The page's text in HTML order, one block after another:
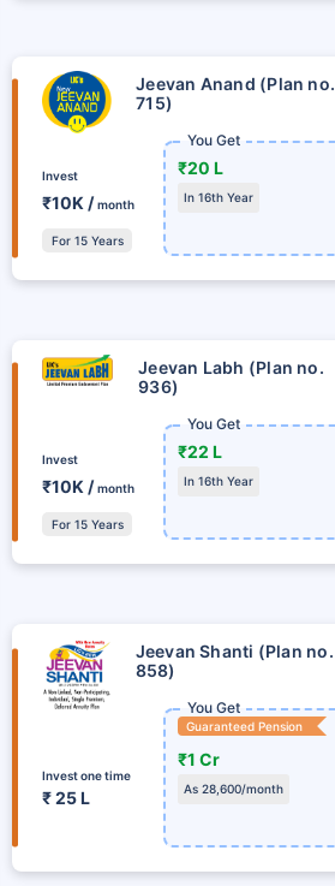
Jeevan Anand (Plan no.
715)
Invest
₹10K /month
For 15 Years
You Get
₹20 L
In 16th Year
Jeevan Labh (Plan no.
936)
Invest
₹10K /month
For 15 Years
You Get
₹22 L
In 16th Year
Jeevan Shanti (Plan no.
858)
Invest one time
₹ 25 L
You Get
Guaranteed Pension
₹1 Cr
As 28,600/month